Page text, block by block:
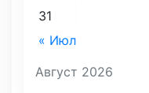
Август 2026
« Июл
31